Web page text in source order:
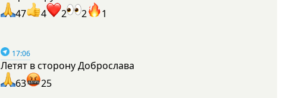
47
4 2 2 1
17:06
Летят в сторону Доброслава
63
25